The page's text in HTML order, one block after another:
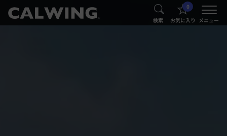
® 検索
0
お気に入り メニュー
®